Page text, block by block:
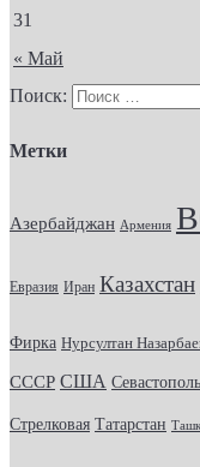
« Май
31
Поиск:
Метки
Азербайджан Армения
Евразия Иран Казахстан
Фирка Нурсултан
СССР США Севастополь
Стрелковая Татарстан